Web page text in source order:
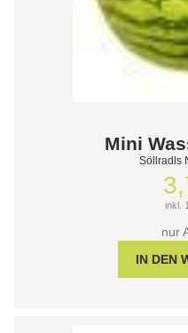
Mini
Söllradls
inkl.
nur